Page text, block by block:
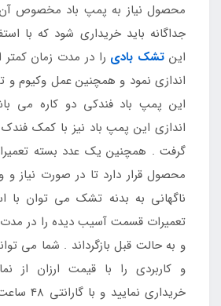
محصول نیاز به پمپ باد مخصوص
جداگانه باید خریداری شود که با
اینتشک بادی
اندازی نمود و همچنین عمل وکیوم و
این پمپ باد فندکی دو کاره می
اندازی این پمپ باد نیز با کمک
گرفت . همچنین یک عدد بسته
محصول قرار دارد تا در صورت نیاز
ناگهانی به بدنه تشک می توان با
تعمیرات قسمت آسیب دیده را در مدت
و به حالت قبل بازگرداند . شما می
و کاربردی را با قیمت ارزان از
خریداری